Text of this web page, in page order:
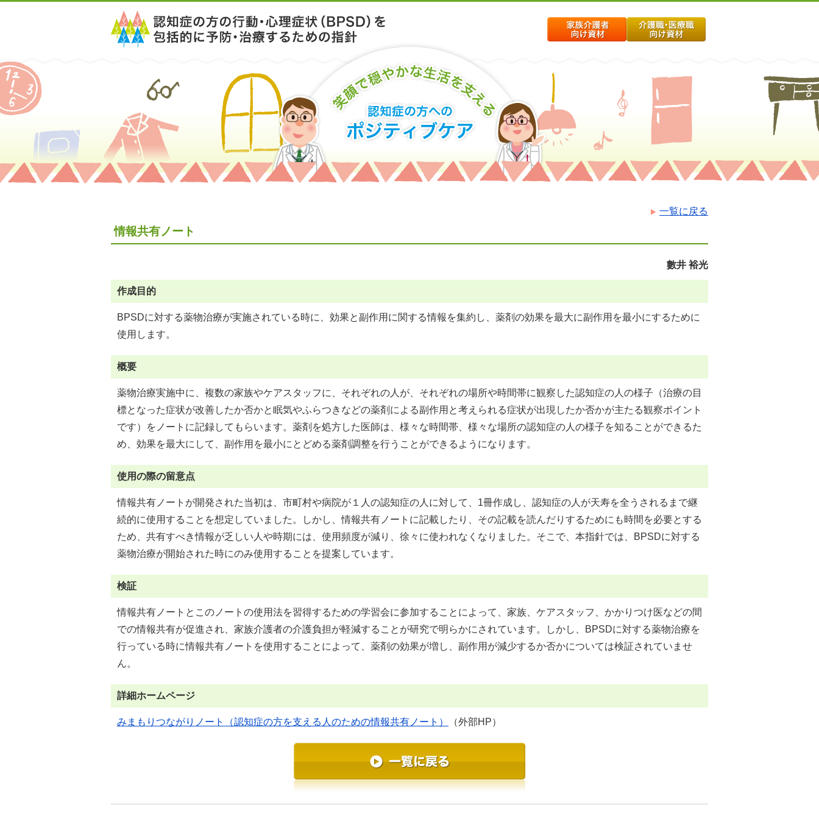
一覧に戻る
情報共有ノート
數井 裕光
作成目的
BPSDに対する薬物治療が実施されている時に、効果と副作用に関する情報を集約し、薬剤の効果を最大に副作用を最小にするために
使用します。
概要
薬物治療実施中に、複数の家族やケアスタッフに、それぞれの人が、それぞれの場所や時間帯に観察した認知症の人の様子（治療の目
標となった症状が改善したか否かと眠気やふらつきなどの薬剤による副作用と考えられる症状が出現したか否かが主たる観察ポイント
です）をノートに記録してもらいます。薬剤を処方した医師は、様々な時間帯、様々な場所の認知症の人の様子を知ることができるた
め、効果を最大にして、副作用を最小にとどめる薬剤調整を行うことができるようになります。
使用の際の留意点
情報共有ノートが開発された当初は、市町村や病院が１人の認知症の人に対して、1冊作成し、認知症の人が天寿を全うされるまで継
続的に使用することを想定していました。しかし、情報共有ノートに記載したり、その記載を読んだりするためにも時間を必要とする
ため、共有すべき情報が乏しい人や時期には、使用頻度が減り、徐々に使われなくなりました。そこで、本指針では、BPSDに対する
薬物治療が開始された時にのみ使用することを提案しています。
検証
情報共有ノートとこのノートの使用法を習得するための学習会に参加することによって、家族、ケアスタッフ、かかりつけ医などの間
での情報共有が促進され、家族介護者の介護負担が軽減することが研究で明らかにされています。しかし、BPSDに対する薬物治療を
行っている時に情報共有ノートを使用することによって、薬剤の効果が増し、副作用が減少するか否かについては検証されていませ
ん。
詳細ホームページ
みまもりつながりノート（認知症の方を支える人のための情報共有ノート） （外部HP）